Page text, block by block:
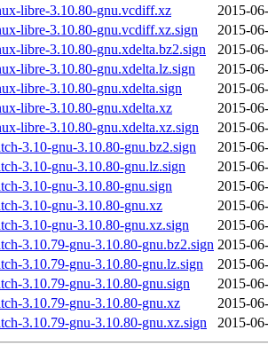
libre-3.10.80-gnu.vcdiff.xz
2015-
libre-3.10.80-gnu.vcdiff.xz.sign
2015-
libre-3.10.80-gnu.xdelta.bz2.sign
2015-
libre-3.10.80-gnu.xdelta.lz.sign
2015-
libre-3.10.80-gnu.xdelta.sign
2015-
libre-3.10.80-gnu.xdelta.xz
2015-
libre-3.10.80-gnu.xdelta.xz.sign
2015-
3.10-gnu-3.10.80-gnu.bz2.sign
2015-
3.10-gnu-3.10.80-gnu.lz.sign
2015-
3.10-gnu-3.10.80-gnu.sign
2015-
3.10-gnu-3.10.80-gnu.xz
2015-
3.10-gnu-3.10.80-gnu.xz.sign
2015-
3.10.79-gnu-3.10.80-gnu.bz2.sign 2015-
3.10.79-gnu-3.10.80-gnu.lz.sign
2015-
3.10.79-gnu-3.10.80-gnu.sign
2015-
3.10.79-gnu-3.10.80-gnu.xz
2015-
3.10.79-gnu-3.10.80-gnu.xz.sign
2015-